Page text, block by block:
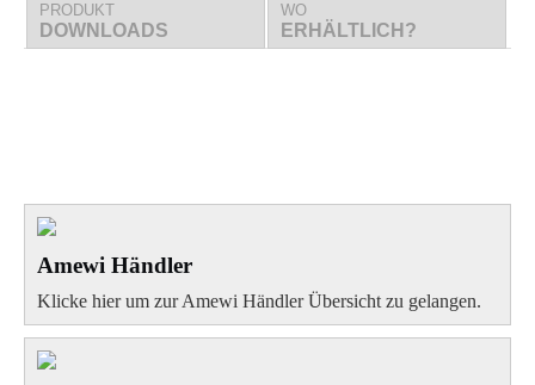
PRODUKT
DOWNLOADS
WO
ERHÄLTLICH?
Amewi Händler
Klicke hier um zur Amewi Händler Übersicht zu gelangen.